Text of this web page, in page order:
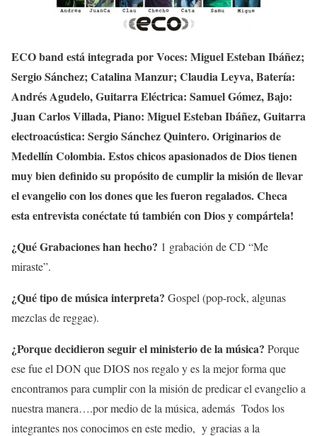
ECO band está integrada por Voces: Miguel Esteban Ibáñez;
Sergio Sánchez; Catalina Manzur; Claudia Leyva, Batería:
Andrés Agudelo, Guitarra Eléctrica: Samuel Gómez, Bajo:
Juan Carlos Villada, Piano: Miguel Esteban Ibáñez, Guitarra
electroacústica: Sergio Sánchez Quintero. Originarios de
Medellín Colombia. Estos chicos apasionados de Dios tienen
muy bien definido su propósito de cumplir la misión de llevar
el evangelio con los dones que les fueron regalados. Checa
esta entrevista conéctate tú también con Dios y compártela!
¿Qué Grabaciones han hecho? 1 grabación de CD “Me
miraste”.
¿Qué tipo de música interpreta? Gospel (pop-rock, algunas
mezclas de reggae).
¿Porque decidieron seguir el ministerio de la música? Porque
ese fue el DON que DIOS nos regalo y es la mejor forma que
encontramos para cumplir con la misión de predicar el evangelio a
nuestra manera….por medio de la música, además Todos los
integrantes nos conocimos en este medio, y gracias a la